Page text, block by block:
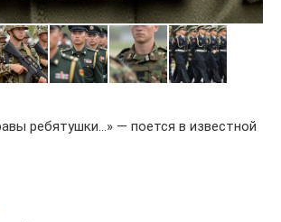
ребятушки…» — поется в известной